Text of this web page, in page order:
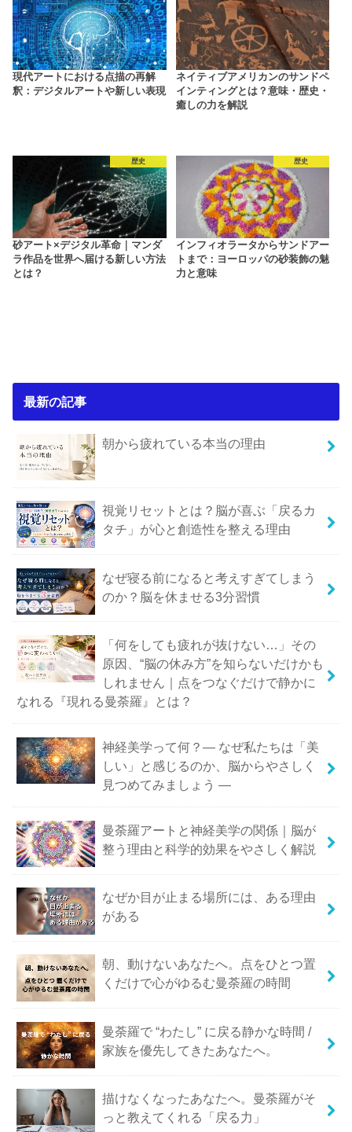
現代アートにおける点描の再解
釈：デジタルアートや新しい表現
ネイティブアメリカンのサンドペ
インティングとは？意味・歴史・
癒しの力を解説
歴史
砂アート×デジタル革命｜マンダ
ラ作品を世界へ届ける新しい方法
とは？
歴史
インフィオラータからサンドアー
トまで：ヨーロッパの砂装飾の魅
力と意味
最新の記事
朝から疲れている本当の理由
視覚リセットとは？脳が喜ぶ「戻るカ
タチ」が心と創造性を整える理由
なぜ寝る前になると考えすぎてしまう
のか？脳を休ませる3分習慣
「何をしても疲れが抜けない…」その
原因、“脳の休み方”を知らないだけかも
しれません｜点をつなぐだけで静かに
なれる『現れる曼荼羅』とは？
神経美学って何？― なぜ私たちは「美
しい」と感じるのか、脳からやさしく
見つめてみましょう ―
曼荼羅アートと神経美学の関係｜脳が
整う理由と科学的効果をやさしく解説
なぜか目が止まる場所には、ある理由
がある
朝、動けないあなたへ。点をひとつ置
くだけで心がゆるむ曼荼羅の時間
曼荼羅で “わたし” に戻る静かな時間 /
家族を優先してきたあなたへ。
描けなくなったあなたへ。曼荼羅がそ
っと教えてくれる「戻る力」